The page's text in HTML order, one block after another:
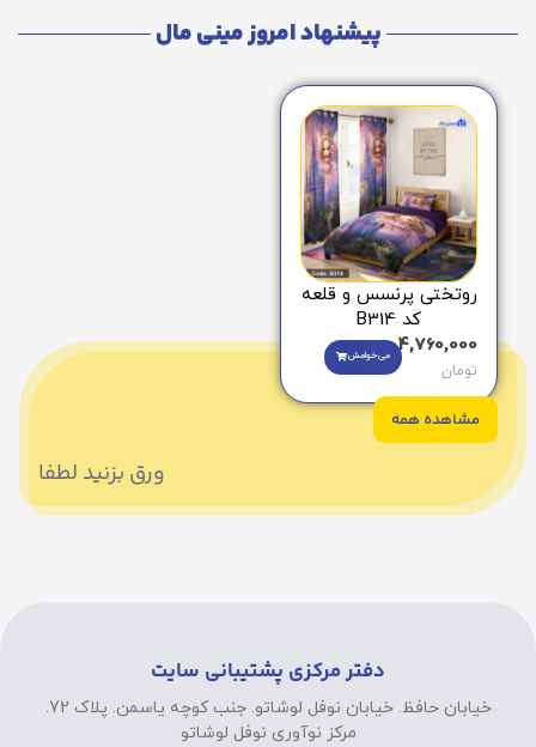
پیشنهاد امروز مینی مال
روتختی پرنسس و قلعه
کد B314
4,760,000
تومان
می‌خوامش
مشاهده همه
ورق بزنید لطفا
دفتر مرکزی پشتیبانی سایت
خیابان حافظ. خیابان نوفل لوشاتو. جنب کوچه یاسمن. پلاک 72.
مرکز نوآوری نوفل لوشاتو